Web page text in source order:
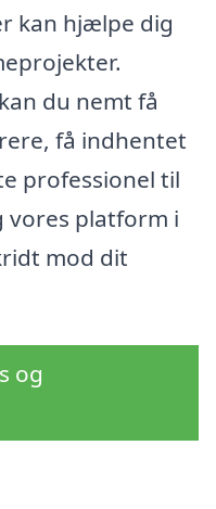
kan hjælpe dig
du nemt få
få indhentet
professionel til
vores platform i
mod dit
og